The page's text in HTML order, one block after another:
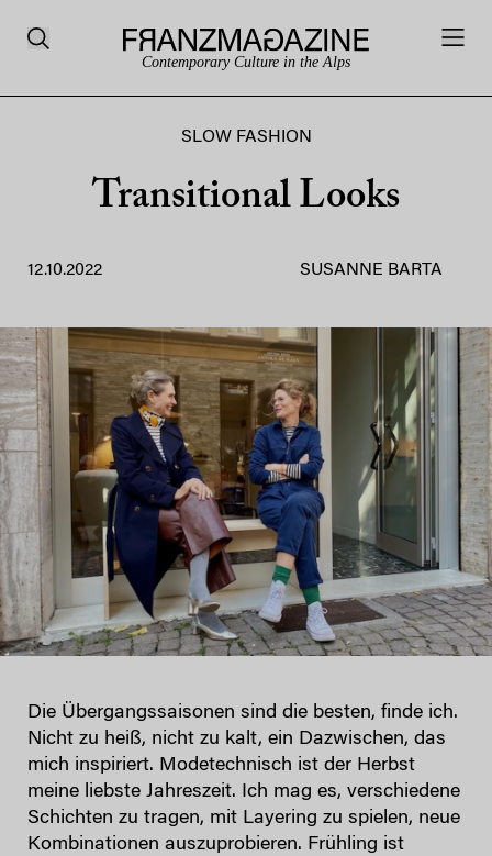
Contemporary Culture in the Alps
SLOW FASHION
Transitional Looks
12.10.2022 SUSANNE BARTA
Die Übergangssaisonen sind die besten, finde ich.
Nicht zu heiß, nicht zu kalt, ein Dazwischen, das
mich inspiriert. Modetechnisch ist der Herbst
meine liebste Jahreszeit. Ich mag es, verschiedene
Schichten zu tragen, mit Layering zu spielen, neue
Kombinationen auszuprobieren. Frühling ist